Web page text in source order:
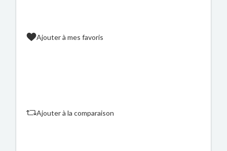
Ajouter à mes favoris
Ajouter à la comparaison